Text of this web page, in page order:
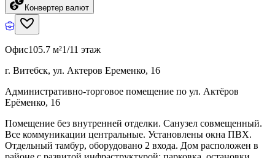
Конвертер валют
Офис105.7 м²1/11 этаж
г. Витебск, ул. Актеров Еременко, 16
Административно-торговое помещение по ул. Актёров
Ерёменко, 16
Помещение без внутренней отделки. Санузел совмещенный.
Все коммуникации центральные. Установлены окна ПВХ.
Отдельный тамбур, оборудовано 2 входа. Дом расположен в